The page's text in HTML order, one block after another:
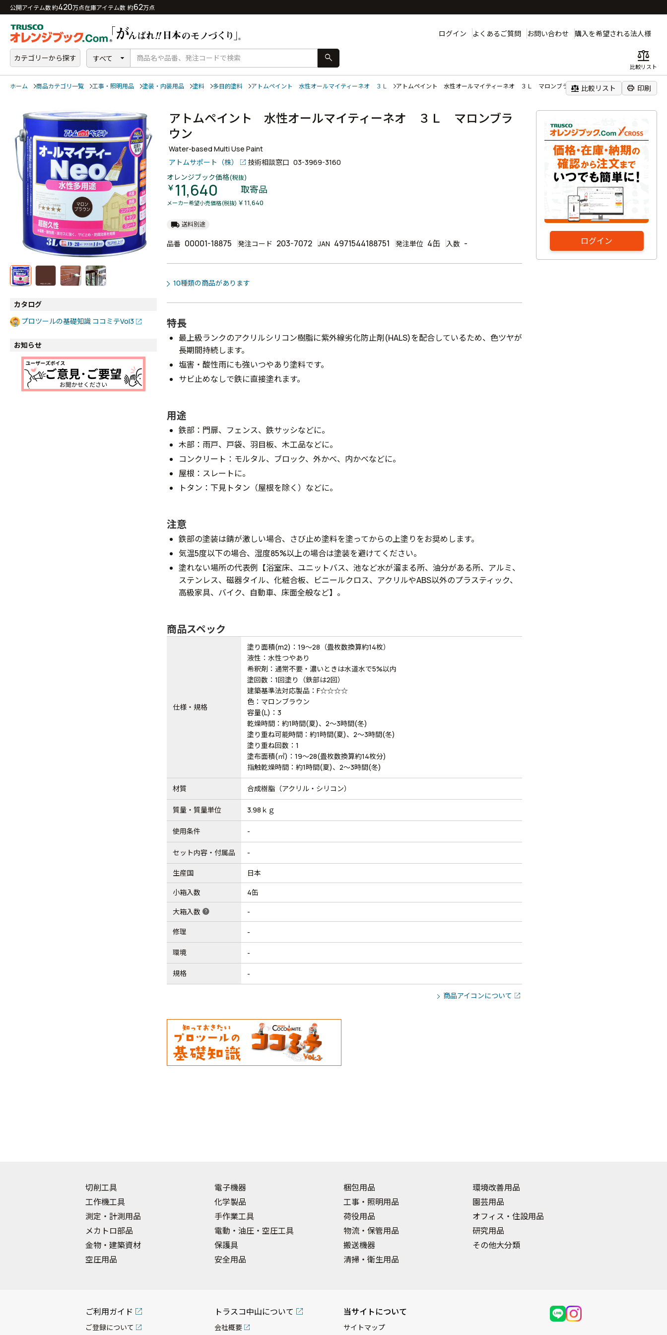
公開アイテム数 約420万点在庫アイテム数 約62万点
ログイン よくあるご質問 お問い合わせ 購入を希望される法人様
カテゴリーから探す すべて search balance
比較リスト
ホーム 商品カテゴリ一覧 工事・照明用品 塗装・内装用品 塗料 多目的塗料 アトムペイント 水性オールマイティーネオ ３Ｌ アトムペイント 水性オールマイティーネオ ３Ｌ マロンブラウン
balance 比較リスト print 印刷
ログイン
カタログ
プロツールの基礎知識 ココミテVol3
お知らせ
アトムペイント 水性オールマイティーネオ ３Ｌ マロンブラ
ウン
Water-based Multi Use Paint
アトムサポート（株）
技術相談窓口 03-3969-3160
オレンジブック価格(税抜)
￥ 11,640 取寄品
メーカー希望小売価格(税抜) ￥11,640
local_shipping 送料別途
品番 00001-18875 発注コード 203-7072 JAN 4971544188751 発注単位 4缶 入数 -
10種類の商品があります
特長
最上級ランクのアクリルシリコン樹脂に紫外線劣化防止剤(HALS)を配合しているため、色ツヤが
長期間持続します。
塩害・酸性雨にも強いつやあり塗料です。
サビ止めなしで鉄に直接塗れます。
用途
鉄部：門扉、フェンス、鉄サッシなどに。
木部：雨戸、戸袋、羽目板、木工品などに。
コンクリート：モルタル、ブロック、外かべ、内かべなどに。
屋根：スレートに。
トタン：下見トタン（屋根を除く）などに。
注意
鉄部の塗装は錆が激しい場合、さび止め塗料を塗ってからの上塗りをお奨めします。
気温5度以下の場合、湿度85%以上の場合は塗装を避けてください。
塗れない場所の代表例【浴室床、ユニットバス、池など水が溜まる所、油分がある所、アルミ、
ステンレス、磁器タイル、化粧合板、ビニールクロス、アクリルやABS以外のプラスティック、
高級家具、バイク、自動車、床面全般など】。
商品スペック
仕様・規格
塗り面積(m2)：19～28（畳枚数換算約14枚）
液性：水性つやあり
希釈剤：通常不要・濃いときは水道水で5%以内
塗回数：1回塗り（鉄部は2回）
建築基準法対応製品：F☆☆☆☆
色：マロンブラウン
容量(L)：3
乾燥時間：約1時間(夏)、2～3時間(冬)
塗り重ね可能時間：約1時間(夏)、2～3時間(冬)
塗り重ね回数：1
塗布面積(㎡)：19～28(畳枚数換算約14枚分)
指触乾燥時間：約1時間(夏)、2～3時間(冬)
材質 合成樹脂（アクリル・シリコン）
質量・質量単位 3.98ｋｇ
使用条件 -
セット内容・付属品 -
生産国 日本
小箱入数 4缶
大箱入数 help -
修理 -
環境 -
規格 -
商品アイコンについて
切削工具
工作機工具
測定・計測用品
メカトロ部品
金物・建築資材
空圧用品
電子機器
化学製品
手作業工具
電動・油圧・空圧工具
保護具
安全用品
梱包用品
工事・照明用品
荷役用品
物流・保管用品
搬送機器
清掃・衛生用品
環境改善用品
園芸用品
オフィス・住設用品
研究用品
その他大分類
ご利用ガイド
ご登録について
トラスコ中山について
会社概要
当サイトについて
サイトマップ